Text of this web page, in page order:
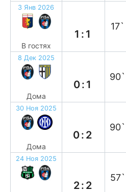
3 Янв 2026
В гостях
1:1
17`
8 Дек 2025
Дома
0:1
90`
30 Ноя 2025
Дома
0:2
90`
24 Ноя 2025
2:2
57`